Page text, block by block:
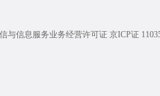
与信息服务业务经营许可证 京ICP证